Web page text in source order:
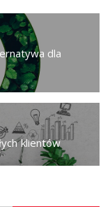
dla
klientów